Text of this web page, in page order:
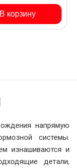
В корзину
напрямую
системы.
изнашиваются и
детали,